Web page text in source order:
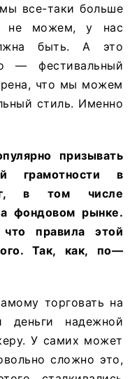
все-таки больше
не можем, у нас
быть. А это
— фестивальный
что мы можем
стиль. Именно
призывать
грамотности
в
, в том
числе
фондовом рынке.
что правила
этой
. Так, как, по—
торговать на
надежной
У самих может
сложно это,